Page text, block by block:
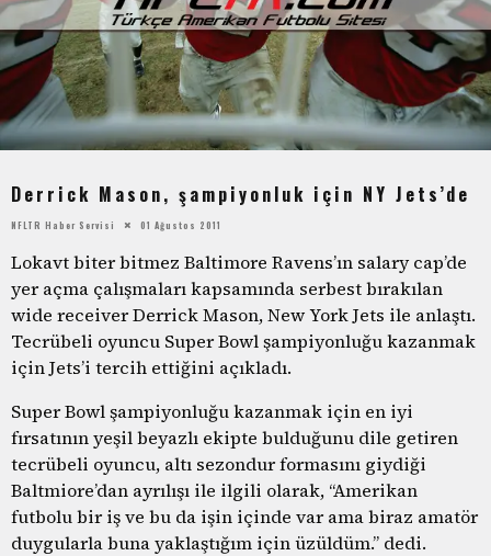
Derrick Mason, şampiyonluk için NY Jets’de
NFLTR Haber Servisi 01 Ağustos 2011
Lokavt biter bitmez Baltimore Ravens’ın salary cap’de
yer açma çalışmaları kapsamında serbest bırakılan
wide receiver Derrick Mason, New York Jets ile anlaştı.
Tecrübeli oyuncu Super Bowl şampiyonluğu kazanmak
için Jets’i tercih ettiğini açıkladı.
Super Bowl şampiyonluğu kazanmak için en iyi
fırsatının yeşil beyazlı ekipte bulduğunu dile getiren
tecrübeli oyuncu, altı sezondur formasını giydiği
Baltmiore’dan ayrılışı ile ilgili olarak, “Amerikan
futbolu bir iş ve bu da işin içinde var ama biraz amatör
duygularla buna yaklaştığım için üzüldüm.” dedi.